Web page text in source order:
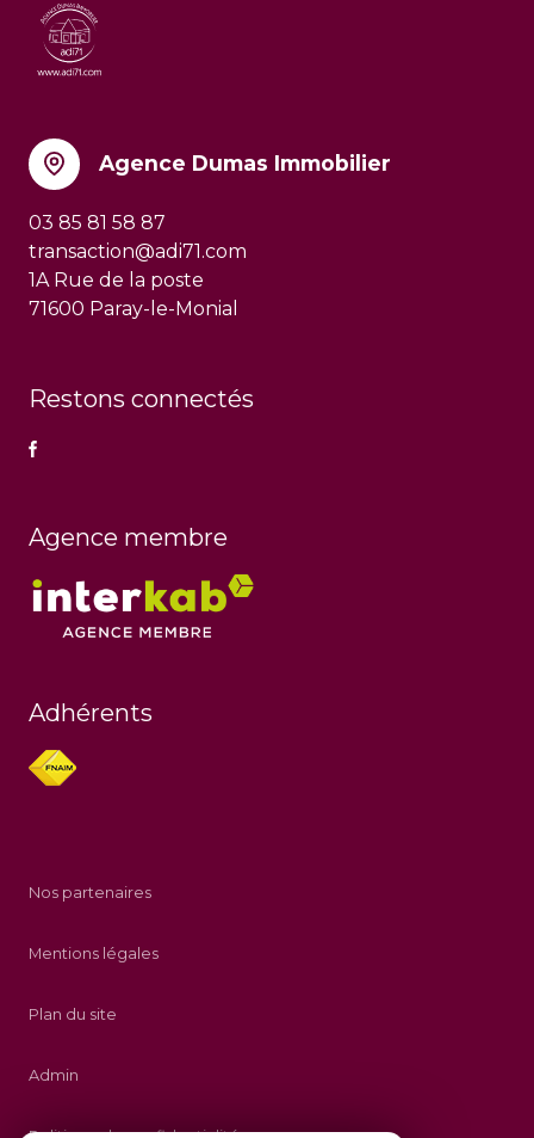
Agence Dumas Immobilier
03 85 81 58 87
transaction@adi71.com
1A Rue de la poste
71600 Paray-le-Monial
Restons connectés
Agence membre
Adhérents
Nos partenaires
Mentions légales
Plan du site
Admin